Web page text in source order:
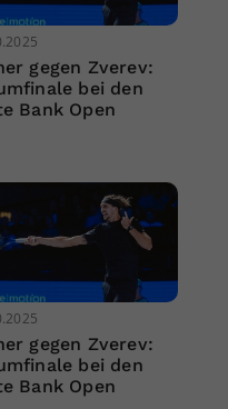
gegen Zverev:
bei den
Bank Open
gegen Zverev:
bei den
Bank Open